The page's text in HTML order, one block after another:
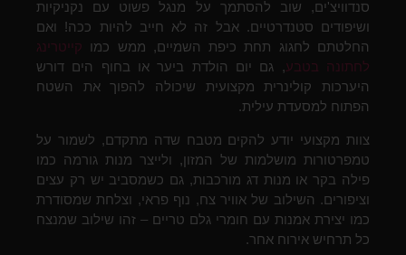
סנדוויצ'ים, שוב להסתמך על מנגל פשוט עם נקניקיות
ושיפודים סטנדרטיים. אבל זה לא חייב להיות ככה! ואם
החלטתם לחגוג תחת כיפת השמיים, ממש כמו קייטרינג
לחתונה בטבע, גם יום הולדת ביער או בחוף הים דורש
היערכות קולינרית מקצועית שיכולה להפוך את השטח
הפתוח למסעדת עילית.
צוות מקצועי יודע להקים מטבח שדה מתקדם, לשמור על
טמפרטורות מושלמות של המזון, ולייצר מנות גורמה כמו
פילה בקר או מנות דג מורכבות, גם כשמסביב יש רק עצים
וציפורים. השילוב של אוויר צח, נוף פראי, וצלחת שמסודרת
כמו יצירת אמנות עם חומרי גלם טריים – זהו שילוב שמנצח
כל תרחיש אירוח אחר.